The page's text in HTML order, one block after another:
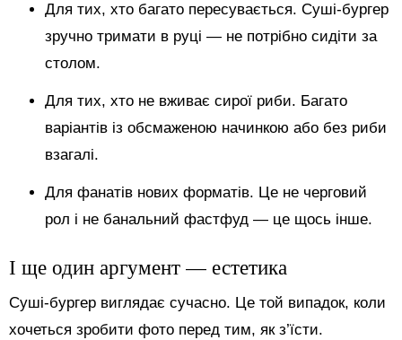
Для тих, хто багато пересувається. Суші-бургер
зручно тримати в руці — не потрібно сидіти за
столом.
Для тих, хто не вживає сирої риби. Багато
варіантів із обсмаженою начинкою або без риби
взагалі.
Для фанатів нових форматів. Це не черговий
рол і не банальний фастфуд — це щось інше.
І ще один аргумент — естетика
Суші-бургер виглядає сучасно. Це той випадок, коли
хочеться зробити фото перед тим, як з’їсти.